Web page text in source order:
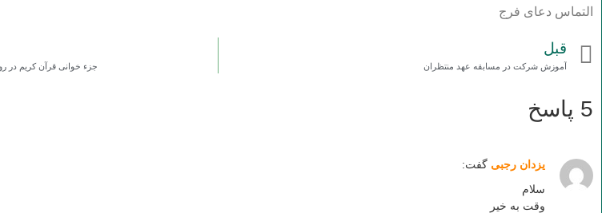
التماس دعای فرج
قبل
آموزش شرکت در مسابقه عهد منتظران جزء خوانی قرآن کریم در
5 پاسخ
یزدان رجبی گفت:
سلام
وقت به خیر